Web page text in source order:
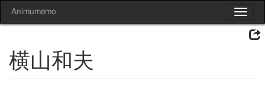
Toggle
Animumemo
横山和夫